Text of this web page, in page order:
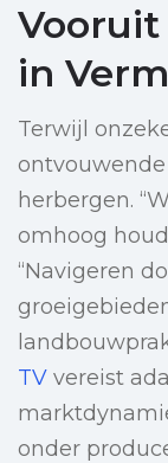
Vooruit
in
Terwijl
herbergen.
omhoog
“Navigeren
TV vereist
onder